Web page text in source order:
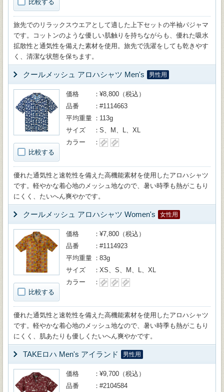
比較する
旅先でのリラックスウエアとして適した上下セットの半袖パジャマ
です。コットンのような優しい肌触りを持ちながらも、優れた吸水
拡散性と通気性を備えた素材を使用。旅先で洗濯をしても乾きやす
く、清潔な状態を保ちます。
クールメッシュ アロハシャツ Men's 男性用
比較する
価格
¥8,800（税込）
品番
#1114663
平均重量
113g
サイズ
S、M、L、XL
カラー
優れた通気性と速乾性を備えた高機能素材を使用したアロハシャツ
です。軽やかな着心地のメッシュ地なので、暑い時季も熱がこもり
にくく、たいへん爽やかです。
クールメッシュ アロハシャツ Women's 女性用
比較する
価格
¥7,800（税込）
品番
#1114923
平均重量
83g
サイズ
XS、S、M、L、XL
カラー
優れた通気性と速乾性を備えた高機能素材を使用したアロハシャツ
です。軽やかな着心地のメッシュ地なので、暑い時季も熱がこもり
にくく、肌あたりも優しくたいへん爽やかです。
TAKEロハ Men's アイランド 男性用
価格
¥9,700（税込）
品番
#2104584